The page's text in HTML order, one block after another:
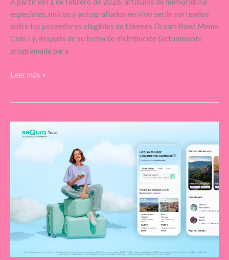
especiales, únicos y autografiados en vivo serán sorteados
entre los poseedores elegibles de tókenes Dream Bowl Meme
Coin I y, después de su fecha de distribución (actualmente
programada para
Leer más »
SeQura
apuesta
con
recompensas
en
Bitcoin